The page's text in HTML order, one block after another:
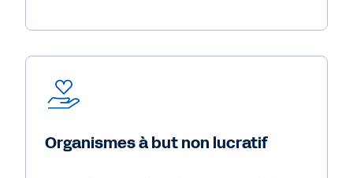
Organismes à but non lucratif